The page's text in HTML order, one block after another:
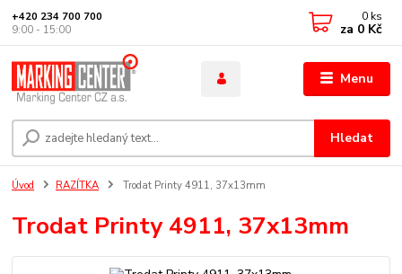
Menu
Hledat
+420 234 700 700
9:00 - 15:00
0 ks
za 0 Kč
Úvod RAZÍTKA Trodat Printy 4911, 37x13mm
Trodat Printy 4911, 37x13mm